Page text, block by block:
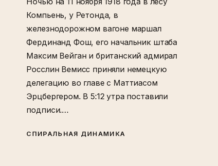
Компьень, у Ретонда, в
железнодорожном вагоне маршал
Фердинанд Фош, его начальник штаба
Максим Вейган и британский адмирал
Росслин Вемисс приняли немецкую
делегацию во главе с Маттиасом
Эрцбергером. В 5:12 утра поставили
подписи.…
СПИРАЛЬНАЯ ДИНАМИКА